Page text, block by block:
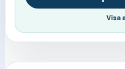
Visa